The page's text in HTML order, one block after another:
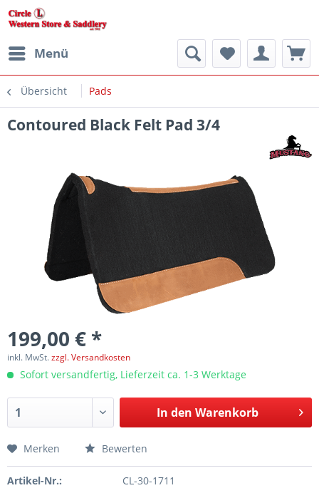
Menü
Übersicht Pads
Contoured Black Felt Pad 3/4
199,00 € *
inkl. MwSt.zzgl. Versandkosten
Sofort versandfertig, Lieferzeit ca. 1-3 Werktage
In den Warenkorb
Merken Bewerten
Artikel-Nr.: CL-30-1711